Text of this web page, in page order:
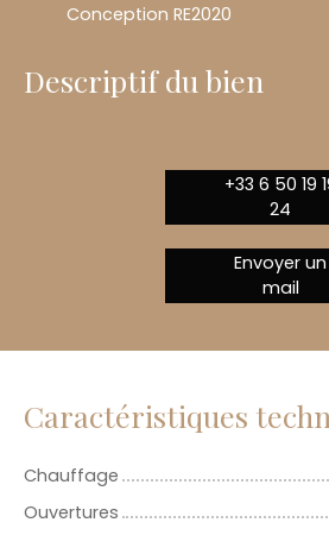
Conception RE2020
Descriptif du bien
+33 6 50 19
24
Envoyer un
mail
Caractéristiques
Chauffage
Ouvertures